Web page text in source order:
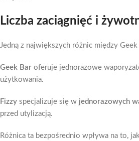
Liczba zaciągnięć i
Jedną z największych różnic między
Geek Bar oferuje jednorazowe
użytkowania.
Fizzy specjalizuje się w jednorazowych
przed utylizacją.
Różnica ta bezpośrednio wpływa na to,